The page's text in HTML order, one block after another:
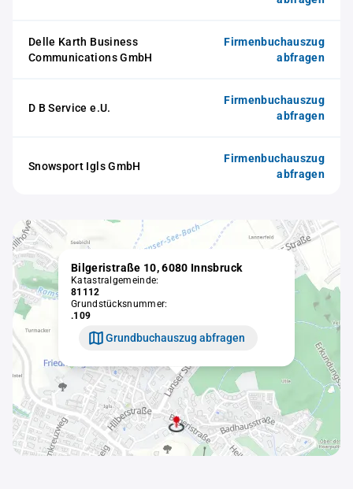
Delle Karth Business
Communications GmbH
Firmenbuchauszug
abfragen
D B Service e.U.
Firmenbuchauszug
abfragen
Snowsport Igls GmbH
Firmenbuchauszug
abfragen
Bilgeristraße 10, 6080 Innsbruck
Katastralgemeinde:
81112
Grundstücksnummer:
.109
Grundbuchauszug abfragen